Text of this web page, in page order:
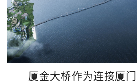
厦金大桥作为连接厦